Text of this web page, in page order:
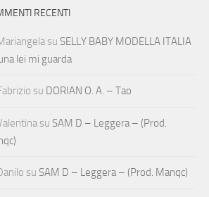
RECENTI
su SELLY BABY MODELLA ITALIA
lei mi guarda
su DORIAN O. A. – Tao
su SAM D – Leggera – (Prod.
su SAM D – Leggera – (Prod. Manqc)